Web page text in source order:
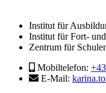
Institut für
Institut für Fort-
Zentrum für
Mobiltelefon:
E-Mail: